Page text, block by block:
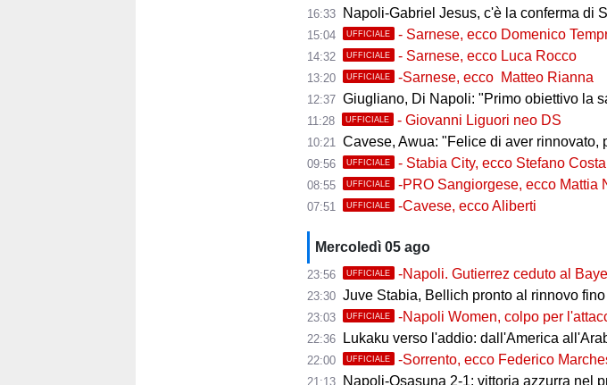
16:33 Napoli-Gabriel Jesus, c'è la conferma di Sky:
15:04 UFFICIALE - Sarnese, ecco Domenico
14:32 UFFICIALE - Sarnese, ecco Luca Rocco
13:20 UFFICIALE -Sarnese, ecco Matteo Rianna
12:37 Giugliano, Di Napoli: "Primo obiettivo la
11:28 UFFICIALE - Giovanni Liguori neo DS
10:21 Cavese, Awua: "Felice di aver rinnovato,
09:56 UFFICIALE - Stabia City, ecco Stefano
08:55 UFFICIALE -PRO Sangiorgese, ecco Mattia
07:51 UFFICIALE -Cavese, ecco Aliberti
Mercoledì 05 ago
23:56 UFFICIALE -Napoli. Gutierrez ceduto al Bayer
23:30 Juve Stabia, Bellich pronto al rinnovo
23:03 UFFICIALE -Napoli Women, colpo per
22:36 Lukaku verso l'addio: dall'America
22:00 UFFICIALE -Sorrento, ecco Federico
21:13 Napoli-Osasuna 2-1: vittoria azzurra nel primo test